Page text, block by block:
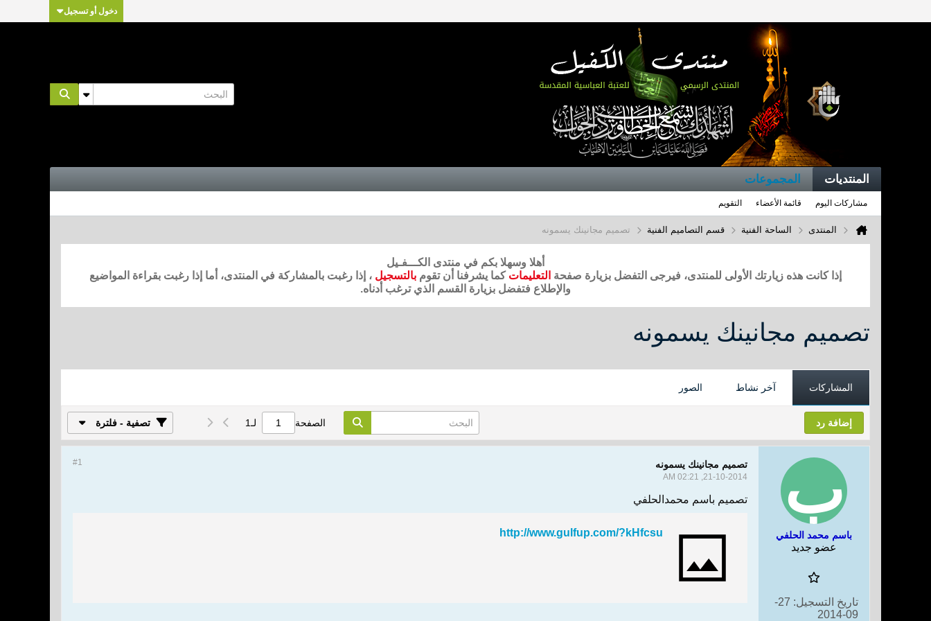
دخول أو تسجيل
المنتديات المجموعات
مشاركات اليوم قائمة الأعضاء التقويم
المنتدى الساحة الفنية قسم التصاميم الفنية تصميم مجانينك يسمونه
أهلا وسهلا بكم في منتدى الكـــفـيل
إذا كانت هذه زيارتك الأولى للمنتدى، فيرجى التفضل بزيارة صفحة التعليمات كما يشرفنا أن تقوم بالتسجيل ، إذا رغبت بالمشاركة في المنتدى، أما إذا رغبت بقراءة المواضيع
والإطلاع فتفضل بزيارة القسم الذي ترغب أدناه.
تصميم مجانينك يسمونه
المشاركات آخر نشاط الصور
إضافة رد الصفحة لـ1 تصفية - فلترة
باسم محمد الحلفي
عضو جديد
تاريخ التسجيل:
27-
09-2014
#1 تصميم مجانينك يسمونه
21-10-2014, 02:21 AM
تصميم باسم محمدالحلفي
http://www.gulfup.com/?kHfcsu